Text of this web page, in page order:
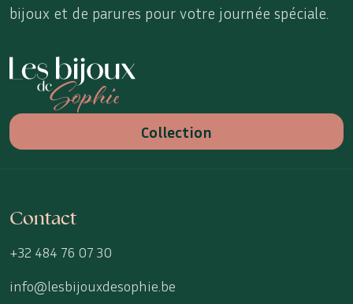
bijoux et de parures pour votre journée spéciale.
Les Bijoux de Sophie
Collection
Contact
+32 484 76 07 30
info@lesbijouxdesophie.be